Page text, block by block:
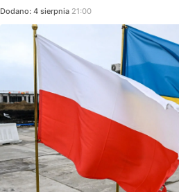
Dodano: 4 sierpnia 21:00